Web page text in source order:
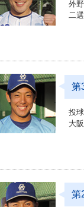
外
二
第
投
大
第